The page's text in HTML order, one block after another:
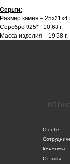
Серьги:
Размер камня – 25х21х4
Серебро 925* - 10,68 г.
Масса изделия – 19,58 г.
О себе
Контакты
Отзывы
ИП